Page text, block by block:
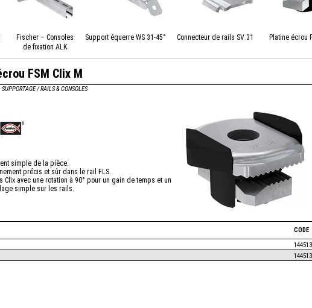
Fischer – Consoles
de fixation ALK
Support équerre WS 31-45° Connecteur de rails SV 31 Platine écrou